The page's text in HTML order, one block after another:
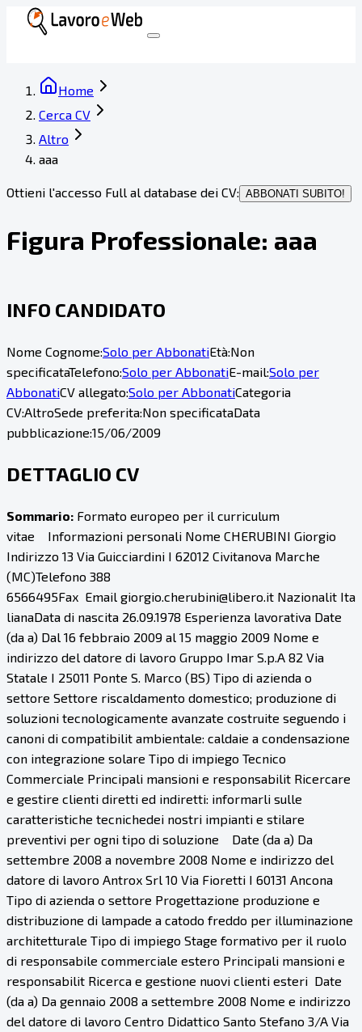
Home
Cerca CV
Altro
aaa
Ottieni l'accesso Full al database dei CV: ABBONATI SUBITO!
Figura Professionale: aaa
INFO CANDIDATO
Nome Cognome:Solo per AbbonatiEtà:Non
specificataTelefono:Solo per AbbonatiE-mail:Solo per
AbbonatiCV allegato:Solo per AbbonatiCategoria
CV:AltroSede preferita:Non specificataData
pubblicazione:15/06/2009
DETTAGLIO CV
Sommario: Formato europeo per il curriculum
vitae Informazioni personali Nome CHERUBINI Giorgio
Indirizzo 13 Via Guicciardini I 62012 Civitanova Marche
(MC)Telefono 388
6566495Fax Email giorgio.cherubini@libero.it Nazionalit Ita
lianaData di nascita 26.09.1978 Esperienza lavorativa Date
(da a) Dal 16 febbraio 2009 al 15 maggio 2009 Nome e
indirizzo del datore di lavoro Gruppo Imar S.p.A 82 Via
Statale I 25011 Ponte S. Marco (BS) Tipo di azienda o
settore Settore riscaldamento domestico; produzione di
soluzioni tecnologicamente avanzate costruite seguendo i
canoni di compatibilit ambientale: caldaie a condensazione
con integrazione solare Tipo di impiego Tecnico
Commerciale Principali mansioni e responsabilit Ricercare
e gestire clienti diretti ed indiretti: informarli sulle
caratteristiche tecnichedei nostri impianti e stilare
preventivi per ogni tipo di soluzione Date (da a) Da
settembre 2008 a novembre 2008 Nome e indirizzo del
datore di lavoro Antrox Srl 10 Via Fioretti I 60131 Ancona
Tipo di azienda o settore Progettazione produzione e
distribuzione di lampade a catodo freddo per illuminazione
architetturale Tipo di impiego Stage formativo per il ruolo
di responsabile commerciale estero Principali mansioni e
responsabilit Ricerca e gestione nuovi clienti esteri Date
(da a) Da gennaio 2008 a settembre 2008 Nome e indirizzo
del datore di lavoro Centro Didattico Santo Stefano 3/A Via